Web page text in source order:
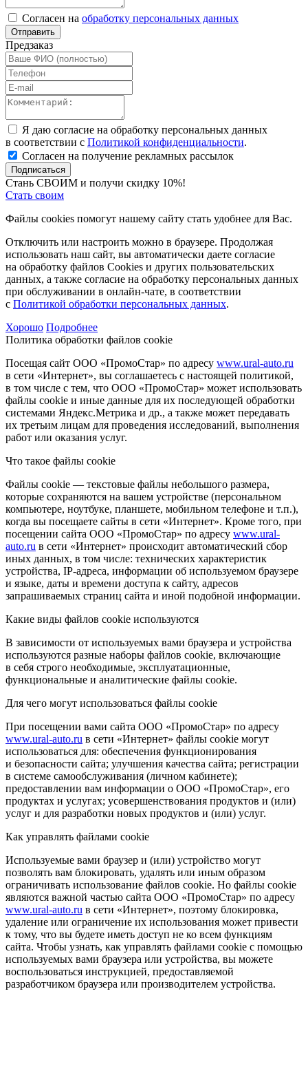
Согласен на обработку персональных данных
Отправить
Предзаказ
Я даю согласие на обработку персональных данных
в соответствии с Политикой конфиденциальности.
Согласен на получение рекламных рассылок
Подписаться
Стань СВОИМ и получи скидку 10%!
Стать своим
Файлы cookies помогут нашему сайту стать удобнее для Вас.
Отключить или настроить можно в браузере. Продолжая
использовать наш сайт, вы автоматически даете согласие
на обработку файлов Cookies и других пользовательских
данных, а также согласие на обработку персональных данных
при обслуживании в онлайн-чате, в соответствии
с Политикой обработки персональных данных.
Хорошо Подробнее
Политика обработки файлов cookie
Посещая сайт ООО «ПромоСтар» по адресу www.ural-auto.ru
в сети «Интернет», вы соглашаетесь с настоящей политикой,
в том числе с тем, что ООО «ПромоСтар» может использовать
файлы cookie и иные данные для их последующей обработки
системами Яндекс.Метрика и др., а также может передавать
их третьим лицам для проведения исследований, выполнения
работ или оказания услуг.
Что такое файлы cookie
Файлы cookie — текстовые файлы небольшого размера,
которые сохраняются на вашем устройстве (персональном
компьютере, ноутбуке, планшете, мобильном телефоне и т.п.),
когда вы посещаете сайты в сети «Интернет». Кроме того, при
посещении сайта ООО «ПромоСтар» по адресу www.ural-
auto.ru в сети «Интернет» происходит автоматический сбор
иных данных, в том числе: технических характеристик
устройства, IP-адреса, информации об используемом браузере
и языке, даты и времени доступа к сайту, адресов
запрашиваемых страниц сайта и иной подобной информации.
Какие виды файлов cookie используются
В зависимости от используемых вами браузера и устройства
используются разные наборы файлов cookie, включающие
в себя строго необходимые, эксплуатационные,
функциональные и аналитические файлы cookie.
Для чего могут использоваться файлы cookie
При посещении вами сайта ООО «ПромоСтар» по адресу
www.ural-auto.ru в сети «Интернет» файлы cookie могут
использоваться для: обеспечения функционирования
и безопасности сайта; улучшения качества сайта; регистрации
в системе самообслуживания (личном кабинете);
предоставлении вам информации о ООО «ПромоСтар», его
продуктах и услугах; усовершенствования продуктов и (или)
услуг и для разработки новых продуктов и (или) услуг.
Как управлять файлами cookie
Используемые вами браузер и (или) устройство могут
позволять вам блокировать, удалять или иным образом
ограничивать использование файлов cookie. Но файлы cookie
являются важной частью сайта ООО «ПромоСтар» по адресу
www.ural-auto.ru в сети «Интернет», поэтому блокировка,
удаление или ограничение их использования может привести
к тому, что вы будете иметь доступ не ко всем функциям
сайта. Чтобы узнать, как управлять файлами cookie с помощью
используемых вами браузера или устройства, вы можете
воспользоваться инструкцией, предоставляемой
разработчиком браузера или производителем устройства.